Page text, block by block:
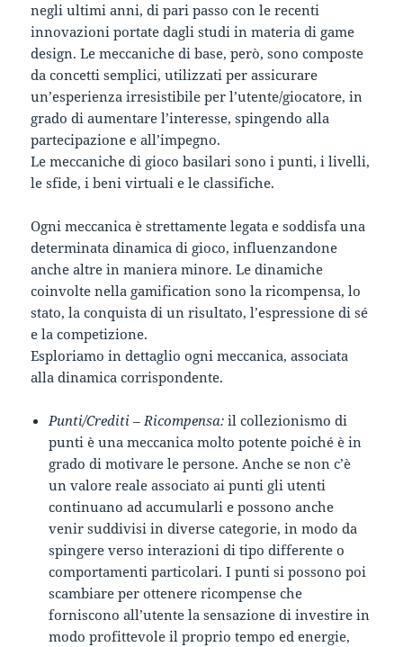
negli ultimi anni, di pari passo con le recenti
innovazioni portate dagli studi in materia di game
design. Le meccaniche di base, però, sono composte
da concetti semplici, utilizzati per assicurare
un’esperienza irresistibile per l’utente/giocatore, in
grado di aumentare l’interesse, spingendo alla
partecipazione e all’impegno.
Le meccaniche di gioco basilari sono i punti, i livelli,
le sfide, i beni virtuali e le classifiche.
Ogni meccanica è strettamente legata e soddisfa una
determinata dinamica di gioco, influenzandone
anche altre in maniera minore. Le dinamiche
coinvolte nella gamification sono la ricompensa, lo
stato, la conquista di un risultato, l’espressione di sé
e la competizione.
Esploriamo in dettaglio ogni meccanica, associata
alla dinamica corrispondente.
Punti/Crediti – Ricompensa: il collezionismo di
punti è una meccanica molto potente poiché è in
grado di motivare le persone. Anche se non c’è
un valore reale associato ai punti gli utenti
continuano ad accumularli e possono anche
venir suddivisi in diverse categorie, in modo da
spingere verso interazioni di tipo differente o
comportamenti particolari. I punti si possono poi
scambiare per ottenere ricompense che
forniscono all’utente la sensazione di investire in
modo profittevole il proprio tempo ed energie,